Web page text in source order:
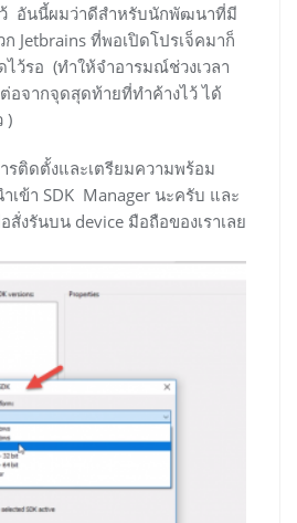
ว้ อันนี้ผมว่าดีสำหรับนักพัฒนาที่มี
Jetbrains ที่พอเปิดโปรเจ็คมาก็
ไว้รอ (ทำให้จำอารมณ์ช่วงเวลา
อจากจุดสุดท้ายที่ทำค้างไว้ ได้
)
ติดตั้งและเตรียมความพร้อม
เข้า SDK Manager นะครับ และ
สั่งรันบน device มือถือของเราเลย